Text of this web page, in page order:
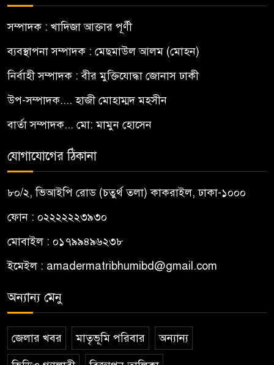
সম্পাদক : খাদিজা আক্তার পূর্ণী
ব্যবস্থাপনা সম্পাদক : মেছমাউল আলম (মোহন)
নির্বাহী সম্পাদক : বীর মুক্তিযোদ্ধা জোনাস ঢাকী
উপ-সম্পাদক.... হাজী মোহাম্মদ মহসীন
বার্তা সম্পাদক... মো: মামুন হোসেন
যোগাযোগের ঠিকানা
৮০/২, ভিআইপি রোড (চতুর্থ তলা) কাকরাইল, ঢাকা-১০০০
ফোন : ০২২২২২২৩৯৩০
মোবাইল : ০১৭৯৯৪৯৬২৩৮
ইমেইল : amadermatribhumibd@gmail.com
অন্যান্য মেনু
জেলার খবর মাতৃভূমি পরিবার অন্যান্য